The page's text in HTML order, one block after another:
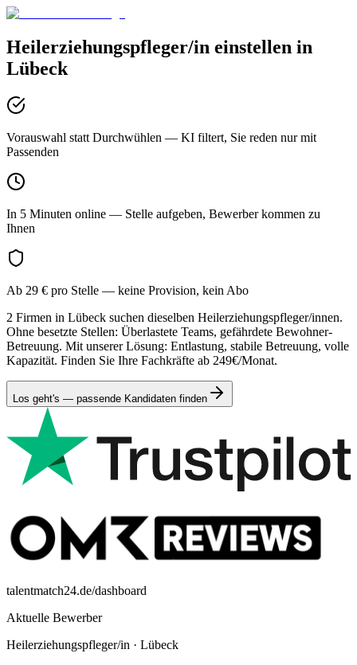
Heilerziehungspfleger/in einstellen in
Lübeck
Vorauswahl statt Durchwühlen — KI filtert, Sie reden nur mit
Passenden
In 5 Minuten online — Stelle aufgeben, Bewerber kommen zu
Ihnen
Ab 29 € pro Stelle — keine Provision, kein Abo
2 Firmen in Lübeck suchen dieselben Heilerziehungspfleger/innen.
Ohne besetzte Stellen: Überlastete Teams, gefährdete Bewohner-
Betreuung. Mit unserer Lösung: Entlastung, stabile Betreuung, volle
Kapazität. Finden Sie Ihre Fachkräfte ab 249€/Monat.
Los geht's — passende Kandidaten finden
talentmatch24.de/dashboard
Aktuelle Bewerber
Heilerziehungspfleger/in · Lübeck